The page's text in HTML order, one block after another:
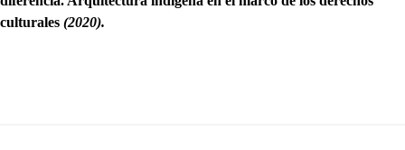
culturales (2020).